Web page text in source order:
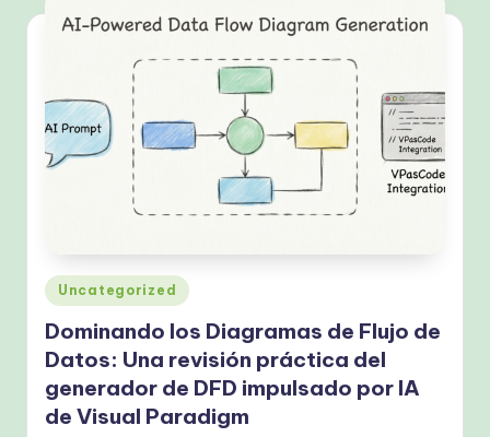
d
T
e
M
e
t
h
o
Publicado
en
Uncategorized
Dominando los Diagramas de Flujo de
Datos: Una revisión práctica del
generador de DFD impulsado por IA
de Visual Paradigm